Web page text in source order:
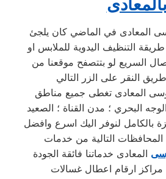
بالمعادى
المعادى في الماضي كان يلجئ
التنظيف اليدوية للملابس او
السريع لو بتتصفح موقعنا من
النقر على الزر التالي
المعادى تغطى جميع مناطق
البحري ؛ مدن القناة ؛ الصعيد
بالكامل لنوفر اليك اسرع وافضل
التالية من خدمات
المعادى خدماتنا فائقة الجودة
مراكز ارقام اعطال غسالات